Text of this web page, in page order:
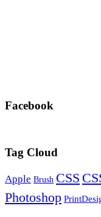
Facebook
Tag Cloud
Apple Brush CSS
Photoshop